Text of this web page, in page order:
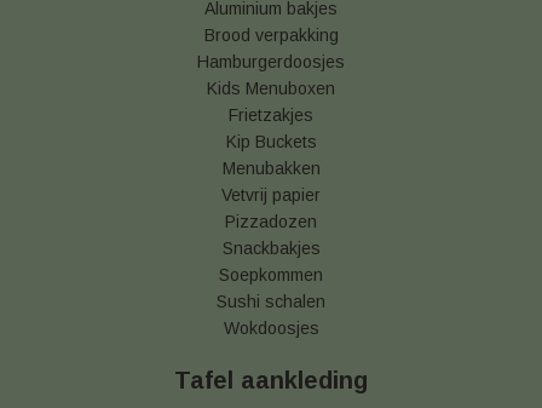
Aluminium bakjes
Brood verpakking
Hamburgerdoosjes
Kids Menuboxen
Frietzakjes
Kip Buckets
Menubakken
Vetvrij papier
Pizzadozen
Snackbakjes
Soepkommen
Sushi schalen
Wokdoosjes
Tafel aankleding